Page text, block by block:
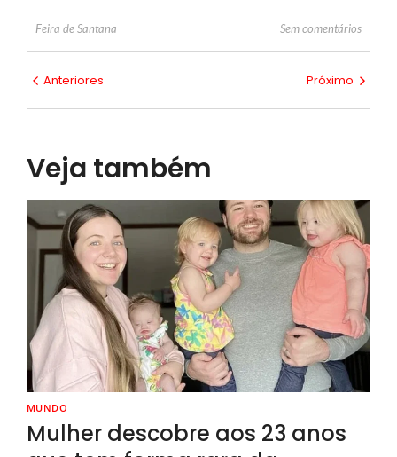
Feira de Santana Sem comentários
Anteriores Próximo
Veja também
MUNDO
Mulher descobre aos 23 anos